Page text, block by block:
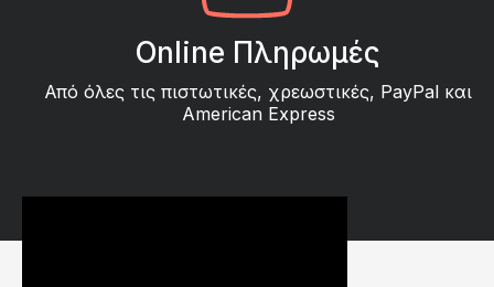
Online Πληρωμές
Από όλες τις πιστωτικές, χρεωστικές, PayPal και
American Express